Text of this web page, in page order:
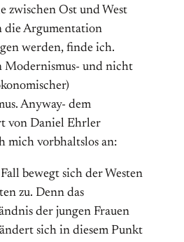
zwischen Ost und West
die Argumentation
werden, finde ich.
Modernismus- und nicht
Anyway- dem
von Daniel Ehrler
mich vorbhaltslos an:
bewegt sich der Westen
zu. Denn das
der jungen Frauen
sich in diesem Punkt